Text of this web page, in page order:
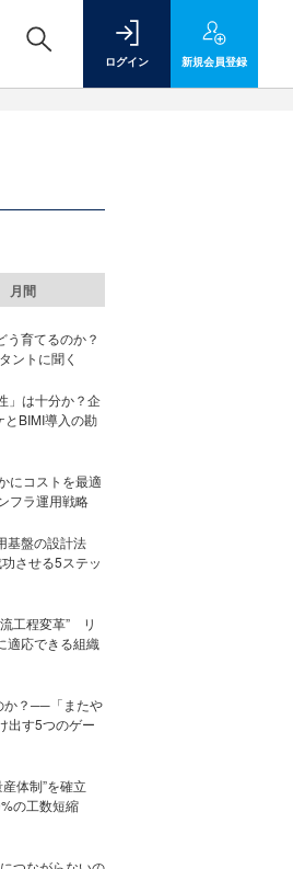
ログイン 新規会員登録
月間
う育てるのか？
ントに聞く
」は十分か？企
BIMI導入の勘
にコストを最適
フラ運用戦略
基盤の設計法
させる5ステッ
工程変革” リ
適応できる組織
か？──「またや
出す5つのゲー
産体制”を確立
の工数短縮